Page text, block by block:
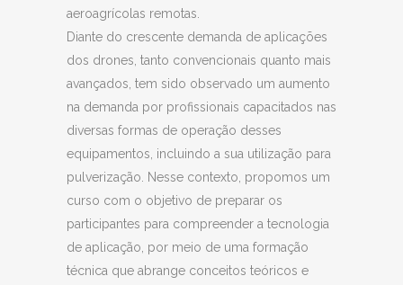
aeroagrícolas remotas.
Diante do crescente demanda de aplicações
dos drones, tanto convencionais quanto mais
avançados, tem sido observado um aumento
na demanda por profissionais capacitados nas
diversas formas de operação desses
equipamentos, incluindo a sua utilização para
pulverização. Nesse contexto, propomos um
curso com o objetivo de preparar os
participantes para compreender a tecnologia
de aplicação, por meio de uma formação
técnica que abrange conceitos teóricos e